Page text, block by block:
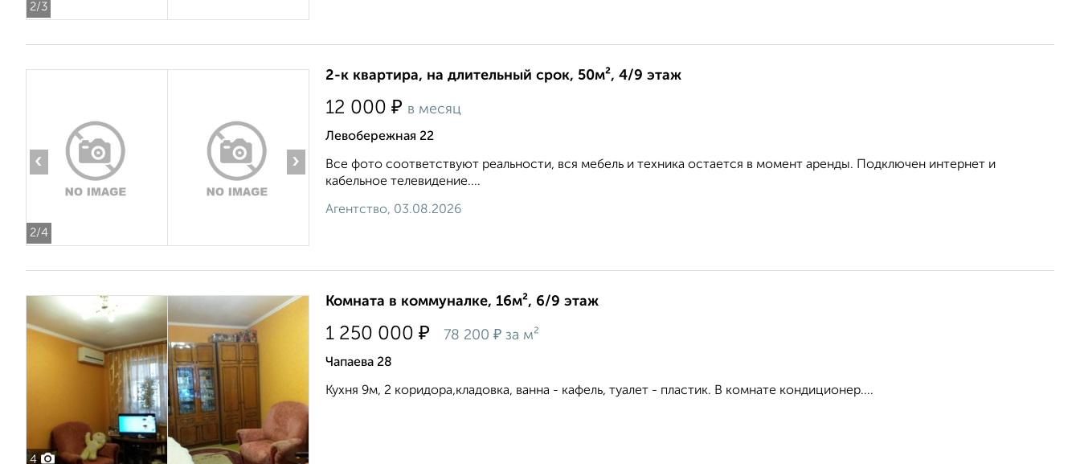
2/3
2/4
‹ ›
2-к квартира, на длительный срок, 50м², 4/9 этаж
12 000 ₽ в месяц
Левобережная 22
Все фото соответствуют реальности, вся мебель и техника остается в момент аренды. Подключен интернет и
кабельное телевидение....
Агентство, 03.08.2026
4
Комната в коммуналке, 16м², 6/9 этаж
1 250 000 ₽ 78 200 ₽ за м²
Чапаева 28
Кухня 9м, 2 коридора,кладовка, ванна - кафель, туалет - пластик. В комнате кондиционер....